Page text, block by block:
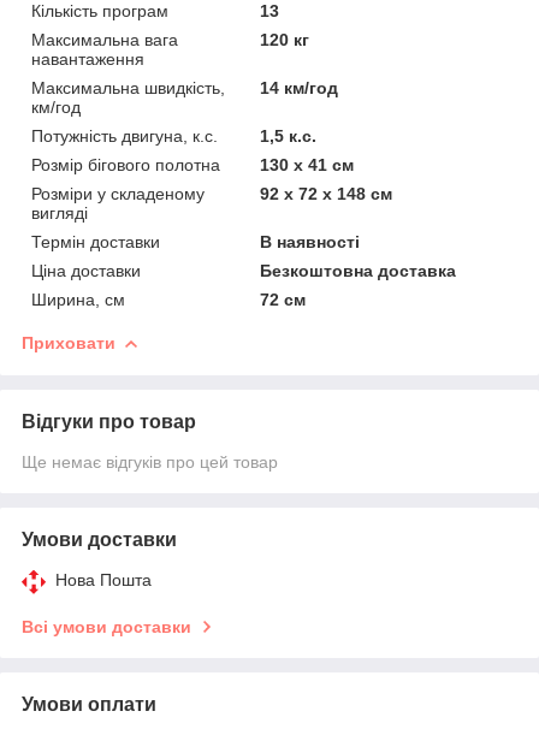
Кількість програм
13
Максимальна вага
навантаження
120 кг
Максимальна швидкість,
км/год
14 км/год
Потужність двигуна, к.с.
1,5 к.с.
Розмір бігового полотна
130 х 41 см
Розміри у складеному
вигляді
92 х 72 х 148 см
Термін доставки
В наявності
Ціна доставки
Безкоштовна доставка
Ширина, см
72 см
Приховати
Відгуки про товар
Ще немає відгуків про цей товар
Умови доставки
Нова Пошта
Всі умови доставки
Умови оплати